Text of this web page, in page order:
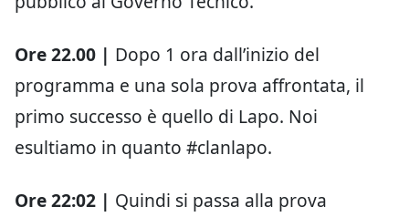
Ore 22.00 | Dopo 1 ora dall’inizio del
programma e una sola prova affrontata, il
primo successo è quello di Lapo. Noi
esultiamo in quanto #clanlapo.
Ore 22:02 | Quindi si passa alla prova